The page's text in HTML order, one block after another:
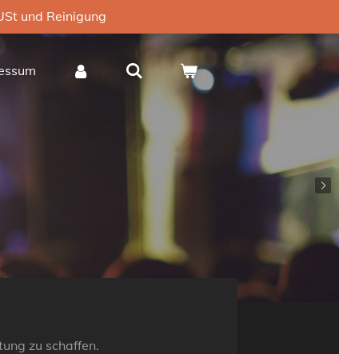
und Reinigung
zu schaffen.